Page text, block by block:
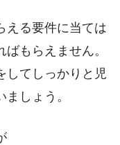
える要件に当ては
もらえません。
してしっかりと児
しょう。